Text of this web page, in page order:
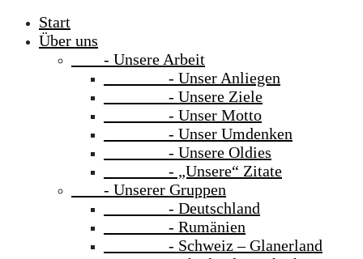
Start
Über uns
- Unsere Arbeit
- Unser Anliegen
- Unsere Ziele
- Unser Motto
- Unser Umdenken
- Unsere Oldies
- „Unsere“ Zitate
- Unserer Gruppen
- Deutschland
- Rumänien
- Schweiz – Glanerland